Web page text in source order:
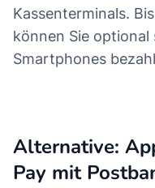
Kassenterminals.
können Sie
Smartphones
Alternative:
Pay mit